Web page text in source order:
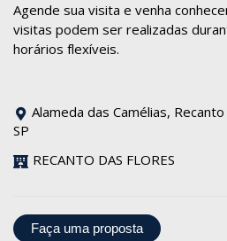
Agende sua visita e venha
visitas podem ser realizadas
horários flexíveis.
Alameda das Camélias,
SP
RECANTO DAS FLORES
Faça uma proposta